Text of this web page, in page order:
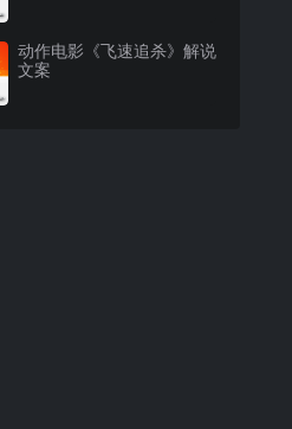
动作电影《飞速追杀》解说
文案